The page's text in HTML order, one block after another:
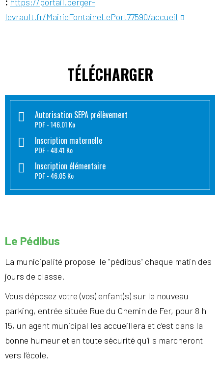
levrault.fr/MairieFontaineLePort77590/accueil
TÉLÉCHARGER
Autorisation SEPA prélèvement
PDF 146.01 Ko
Inscription maternelle
PDF 48.41 Ko
Inscription élémentaire
PDF 46.05 Ko
Le Pédibus
La municipalité propose le "pédibus" chaque matin des
jours de classe.
Vous déposez votre (vos) enfant(s) sur le nouveau
parking, entrée située Rue du Chemin de Fer, pour 8 h
15, un agent municipal les accueillera et c’est dans la
bonne humeur et en toute sécurité qu’ils marcheront
vers l’école.